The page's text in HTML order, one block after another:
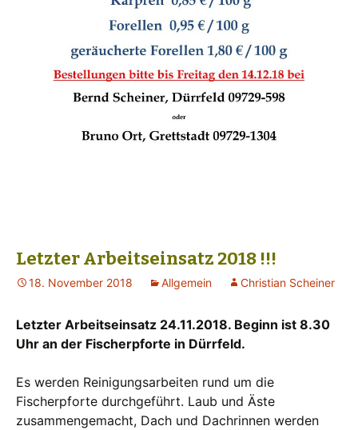
Letzter Arbeitseinsatz 2018 !!!
18. November 2018 Allgemein Christian Scheiner
Letzter Arbeitseinsatz 24.11.2018. Beginn ist 8.30
Uhr an der Fischerpforte in Dürrfeld.
Es werden Reinigungsarbeiten rund um die
Fischerpforte durchgeführt. Laub und Äste
zusammengemacht, Dach und Dachrinnen werden